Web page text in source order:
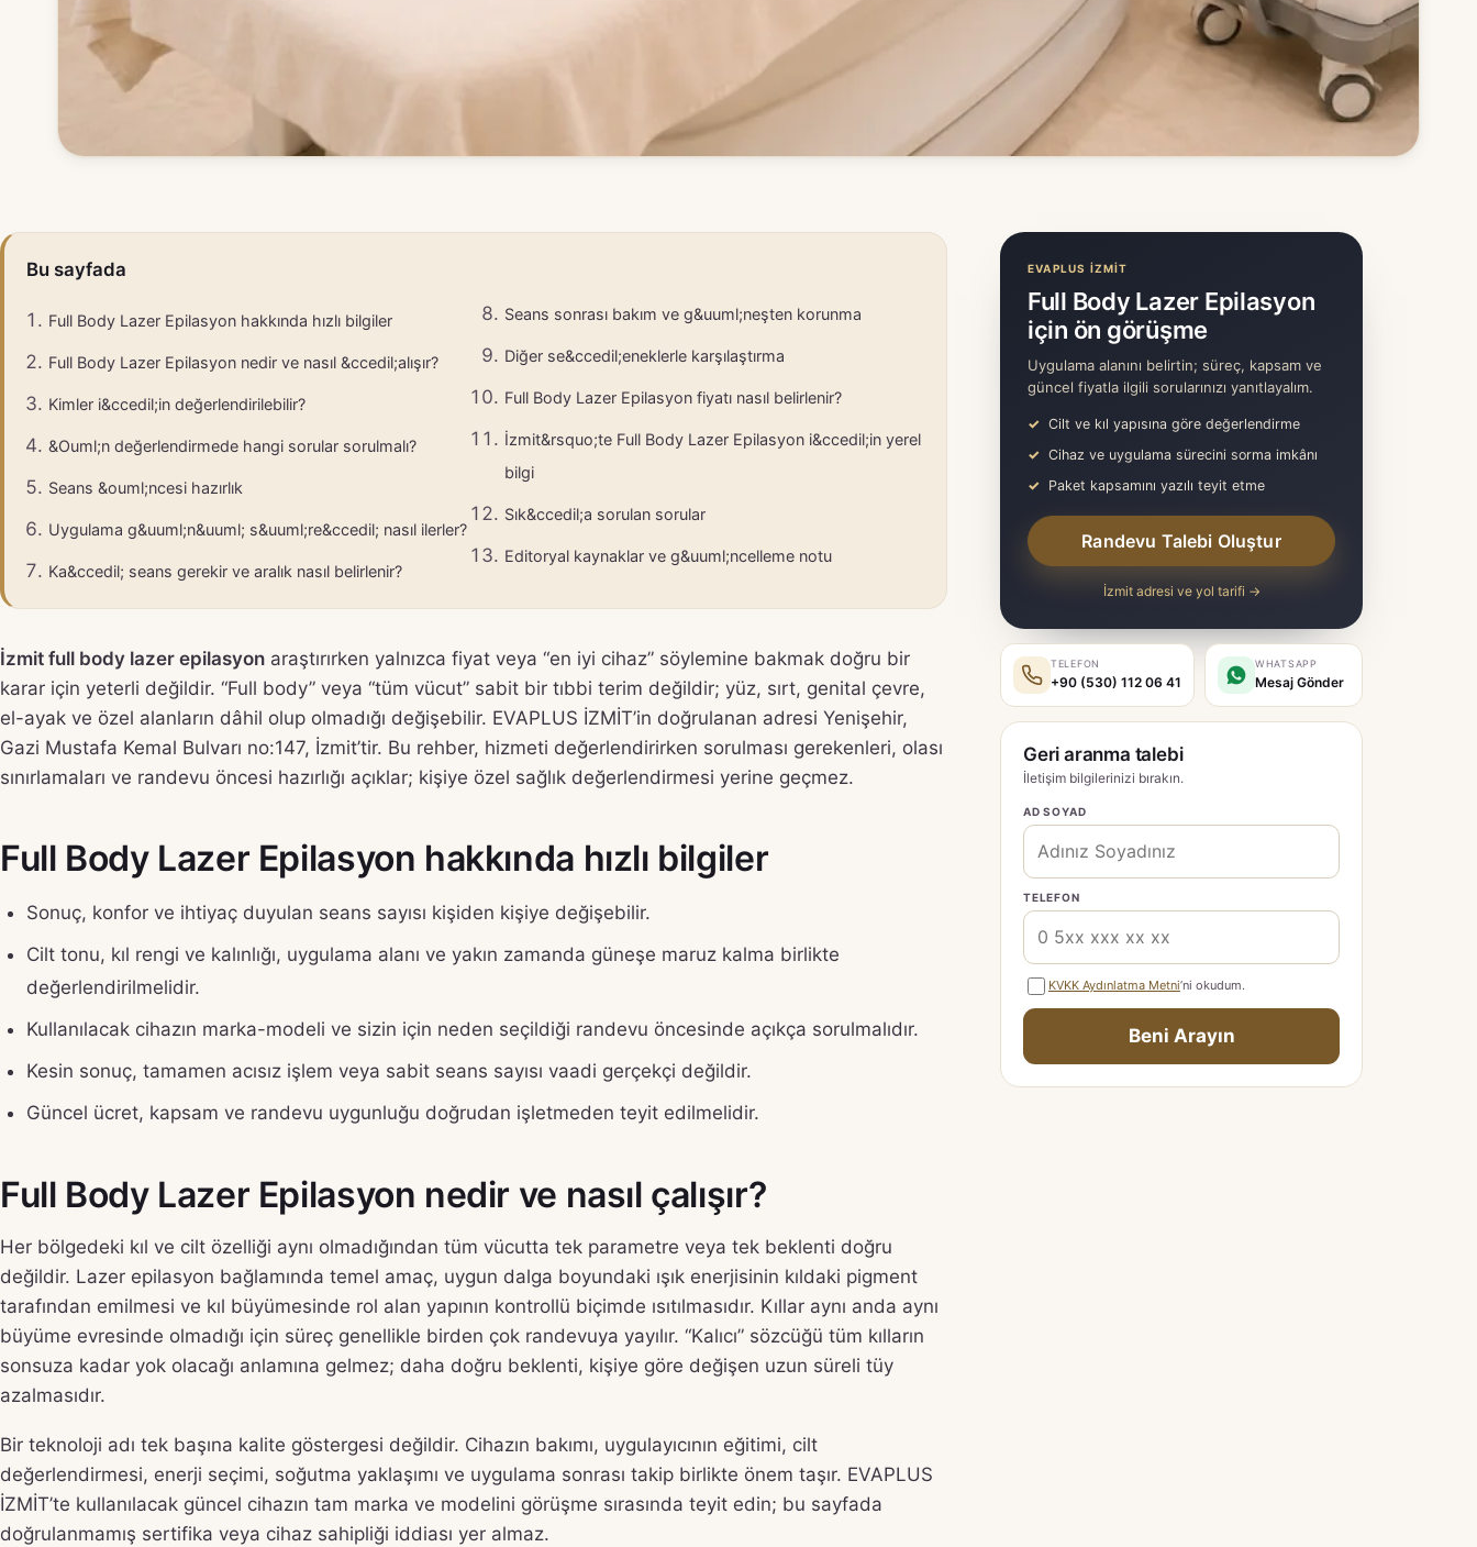
Bu sayfada
Full Body Lazer Epilasyon hakkında hızlı bilgiler
Full Body Lazer Epilasyon nedir ve nasıl &ccedil;alışır?
Kimler i&ccedil;in değerlendirilebilir?
&Ouml;n değerlendirmede hangi sorular sorulmalı?
Seans &ouml;ncesi hazırlık
Uygulama g&uuml;n&uuml; s&uuml;re&ccedil; nasıl ilerler?
Ka&ccedil; seans gerekir ve aralık nasıl belirlenir?
Seans sonrası bakım ve g&uuml;neşten korunma
Diğer se&ccedil;eneklerle karşılaştırma
Full Body Lazer Epilasyon fiyatı nasıl belirlenir?
İzmit&rsquo;te Full Body Lazer Epilasyon i&ccedil;in yerel
bilgi
Sık&ccedil;a sorulan sorular
Editoryal kaynaklar ve g&uuml;ncelleme notu
İzmit full body lazer epilasyon araştırırken yalnızca fiyat veya “en iyi cihaz” söylemine bakmak doğru bir
karar için yeterli değildir. “Full body” veya “tüm vücut” sabit bir tıbbi terim değildir; yüz, sırt, genital çevre,
el-ayak ve özel alanların dâhil olup olmadığı değişebilir. EVAPLUS İZMİT’in doğrulanan adresi Yenişehir,
Gazi Mustafa Kemal Bulvarı no:147, İzmit’tir. Bu rehber, hizmeti değerlendirirken sorulması gerekenleri, olası
sınırlamaları ve randevu öncesi hazırlığı açıklar; kişiye özel sağlık değerlendirmesi yerine geçmez.
Full Body Lazer Epilasyon hakkında hızlı bilgiler
Sonuç, konfor ve ihtiyaç duyulan seans sayısı kişiden kişiye değişebilir.
Cilt tonu, kıl rengi ve kalınlığı, uygulama alanı ve yakın zamanda güneşe maruz kalma birlikte
değerlendirilmelidir.
Kullanılacak cihazın marka-modeli ve sizin için neden seçildiği randevu öncesinde açıkça sorulmalıdır.
Kesin sonuç, tamamen acısız işlem veya sabit seans sayısı vaadi gerçekçi değildir.
Güncel ücret, kapsam ve randevu uygunluğu doğrudan işletmeden teyit edilmelidir.
Full Body Lazer Epilasyon nedir ve nasıl çalışır?
Her bölgedeki kıl ve cilt özelliği aynı olmadığından tüm vücutta tek parametre veya tek beklenti doğru
değildir. Lazer epilasyon bağlamında temel amaç, uygun dalga boyundaki ışık enerjisinin kıldaki pigment
tarafından emilmesi ve kıl büyümesinde rol alan yapının kontrollü biçimde ısıtılmasıdır. Kıllar aynı anda aynı
büyüme evresinde olmadığı için süreç genellikle birden çok randevuya yayılır. “Kalıcı” sözcüğü tüm kılların
sonsuza kadar yok olacağı anlamına gelmez; daha doğru beklenti, kişiye göre değişen uzun süreli tüy
azalmasıdır.
Bir teknoloji adı tek başına kalite göstergesi değildir. Cihazın bakımı, uygulayıcının eğitimi, cilt
değerlendirmesi, enerji seçimi, soğutma yaklaşımı ve uygulama sonrası takip birlikte önem taşır. EVAPLUS
İZMİT’te kullanılacak güncel cihazın tam marka ve modelini görüşme sırasında teyit edin; bu sayfada
doğrulanmamış sertifika veya cihaz sahipliği iddiası yer almaz.
EVAPLUS İZMİT
Full Body Lazer Epilasyon
için ön görüşme
Uygulama alanını belirtin; süreç, kapsam ve
güncel fiyatla ilgili sorularınızı yanıtlayalım.
Cilt ve kıl yapısına göre değerlendirme
Cihaz ve uygulama sürecini sorma imkânı
Paket kapsamını yazılı teyit etme
Randevu Talebi Oluştur
İzmit adresi ve yol tarifi →
TELEFON
+90 (530) 112 06 41
WHATSAPP
Mesaj Gönder
Geri aranma talebi
İletişim bilgilerinizi bırakın.
AD SOYAD
TELEFON
KVKK Aydınlatma Metni’ni okudum.
Beni Arayın